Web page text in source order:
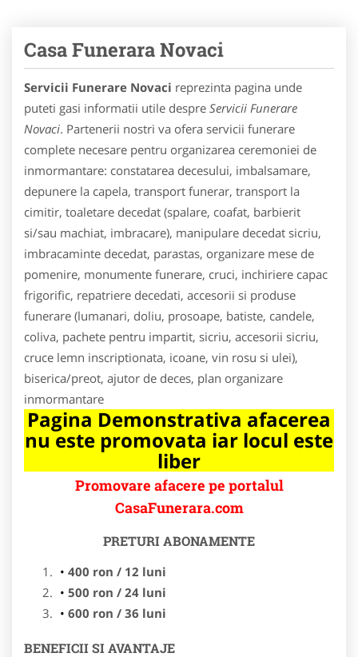
Casa Funerara Novaci
Servicii Funerare Novaci reprezinta pagina unde
puteti gasi informatii utile despre Servicii Funerare
Novaci. Partenerii nostri va ofera servicii funerare
complete necesare pentru organizarea ceremoniei de
inmormantare: constatarea decesului, imbalsamare,
depunere la capela, transport funerar, transport la
cimitir, toaletare decedat (spalare, coafat, barbierit
si/sau machiat, imbracare), manipulare decedat sicriu,
imbracaminte decedat, parastas, organizare mese de
pomenire, monumente funerare, cruci, inchiriere capac
frigorific, repatriere decedati, accesorii si produse
funerare (lumanari, doliu, prosoape, batiste, candele,
coliva, pachete pentru impartit, sicriu, accesorii sicriu,
cruce lemn inscriptionata, icoane, vin rosu si ulei),
biserica/preot, ajutor de deces, plan organizare
inmormantare
Pagina Demonstrativa afacerea
nu este promovata iar locul este
liber
Promovare afacere pe portalul
CasaFunerara.com
PRETURI ABONAMENTE
400 ron / 12 luni
500 ron / 24 luni
600 ron / 36 luni
BENEFICII SI AVANTAJE